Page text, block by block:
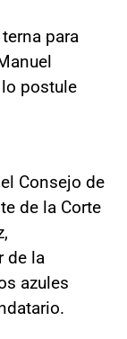
para
postule
Consejo de
de la Corte
de la
azules